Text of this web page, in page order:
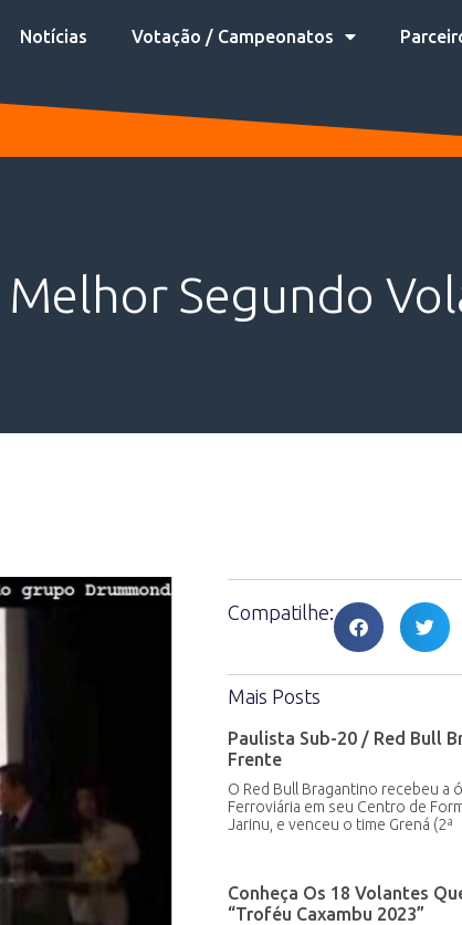
Notícias Votação / Campeonatos
Segundo
Compatilhe:
Mais Posts
Paulista Sub-20 / Red Bull
Frente
O Red Bull Bragantino recebeu a
Ferroviária em seu Centro de
Jarinu, e venceu o time Grená (2ª
Conheça Os 18 Volantes
“Troféu Caxambu 2023”